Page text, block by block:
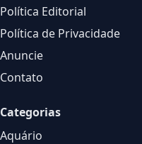
Política Editorial
Política de Privacidade
Anuncie
Contato
Categorias
Aquário